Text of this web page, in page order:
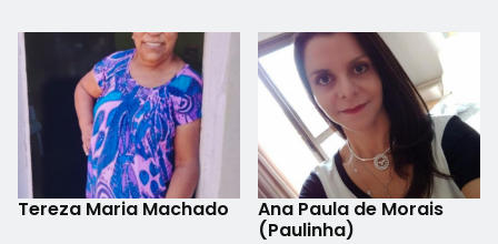
Tereza Maria Machado
Ana Paula de Morais
(Paulinha)